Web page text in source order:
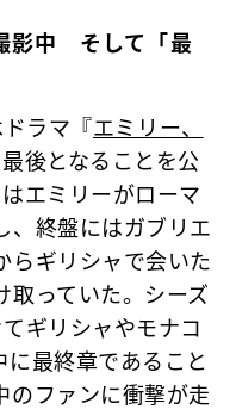
影中 そして「最
ラマ『エミリー、
後となることを公
エミリーがローマ
、終盤にはガブリエ
らギリシャで会いた
取っていた。シーズ
ギリシャやモナコ
最終章であること
のファンに衝撃が走